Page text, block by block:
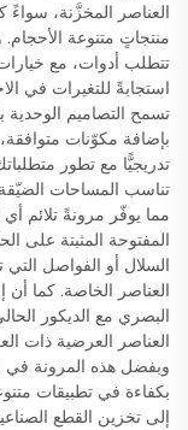
العناصر المخزَّنة،
منتجاتٍ متنوعة
تتطلب أدوات، مع
استجابةً للتغيرات في
تسمح التصاميم الوحدية
بإضافة مكوّنات
تدريجيًّا مع تطور
تناسب المساحات
مما يوفّر مرونةً تلائم
المفتوحة المثبتة على
العناصر الخاصة. كما
البصري مع الديكور
العناصر العرضية ذات
وبفضل هذه المرونة في
بكفاءة في تطبيقات
إلى تخزين القطع